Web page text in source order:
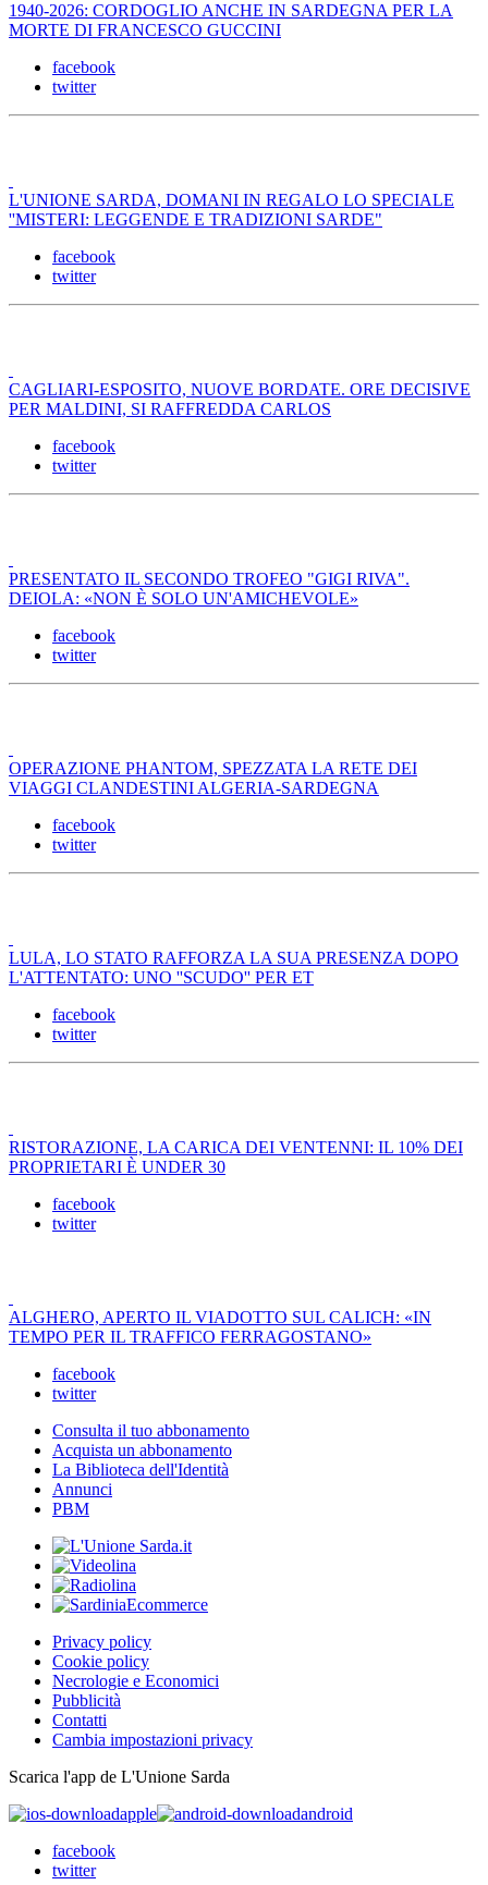
1940-2026: CORDOGLIO ANCHE IN SARDEGNA PER LA
MORTE DI FRANCESCO GUCCINI
facebook
twitter
L'UNIONE SARDA, DOMANI IN REGALO LO SPECIALE
''MISTERI: LEGGENDE E TRADIZIONI SARDE"
facebook
twitter
CAGLIARI-ESPOSITO, NUOVE BORDATE. ORE DECISIVE
PER MALDINI, SI RAFFREDDA CARLOS
facebook
twitter
PRESENTATO IL SECONDO TROFEO "GIGI RIVA".
DEIOLA: «NON È SOLO UN'AMICHEVOLE»
facebook
twitter
OPERAZIONE PHANTOM, SPEZZATA LA RETE DEI
VIAGGI CLANDESTINI ALGERIA-SARDEGNA
facebook
twitter
LULA, LO STATO RAFFORZA LA SUA PRESENZA DOPO
L'ATTENTATO: UNO ''SCUDO'' PER ET
facebook
twitter
RISTORAZIONE, LA CARICA DEI VENTENNI: IL 10% DEI
PROPRIETARI È UNDER 30
facebook
twitter
ALGHERO, APERTO IL VIADOTTO SUL CALICH: «IN
TEMPO PER IL TRAFFICO FERRAGOSTANO»
facebook
twitter
Consulta il tuo abbonamento
Acquista un abbonamento
La Biblioteca dell'Identità
Annunci
PBM
Privacy policy
Cookie policy
Necrologie e Economici
Pubblicità
Contatti
Cambia impostazioni privacy
Scarica l'app de L'Unione Sarda
apple
android
facebook
twitter